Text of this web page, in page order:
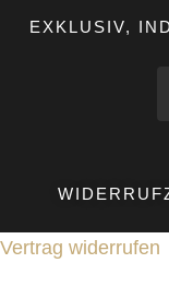
EXKLUSIV,
WIDERRUF
Vertrag widerrufen